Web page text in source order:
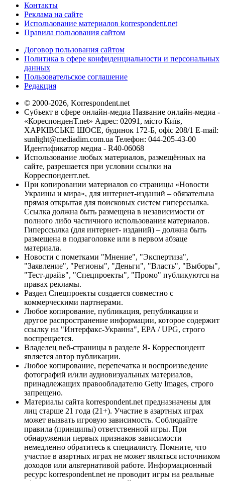
Контакты
Реклама на сайте
Использование материалов korrespondent.net
Правила пользования сайтом
Договор пользования сайтом
Политика в сфере конфиденциальности и персональных
данных
Пользовательское соглашение
Редакция
© 2000-2026, Korrespondent.net
Субъект в сфере онлайн-медиа Название онлайн-медиа -
«КореспонденТ.net» Адрес: 02091, місто Київ,
ХАРКІВСЬКЕ ШОСЕ, будинок 172-Б, офіс 208/1 E-mail:
sunlight@mediadim.com.ua Телефон: 044-205-43-00
Идентификатор медиа - R40-06068
Использование любых материалов, размещённых на
сайте, разрешается при условии ссылки на
Корреспондент.net.
При копировании материалов со страницы «Новости
Украины и мира», для интернет-изданий – обязательна
прямая открытая для поисковых систем гиперссылка.
Ссылка должна быть размещена в независимости от
полного либо частичного использования материалов.
Гиперссылка (для интернет- изданий) – должна быть
размещена в подзаголовке или в первом абзаце
материала.
Новости с пометками "Мнение", "Экспертиза",
"Заявление", "Регионы", "Деньги", "Власть", "Выборы",
"Тест-драйв", "Спецпроекты", "Промо" публикуются на
правах рекламы.
Раздел Спецпроекты создается совместно с
коммерческими партнерами.
Любое копирование, публикация, републикация и
другое распространение информации, которое содержит
ссылку на "Интерфакс-Украина", EPA / UPG, строго
воспрещается.
Владелец веб-страницы в разделе Я- Корреспондент
является автор публикации.
Любое копирование, перепечатка и воспроизведение
фотографий и/или аудиовизуальных материалов,
принадлежащих правообладателю Getty Images, строго
запрещено.
Материалы сайта korrespondent.net предназначены для
лиц старше 21 года (21+). Участие в азартных играх
может вызвать игровую зависимость. Соблюдайте
правила (принципы) ответственной игры. При
обнаружении первых признаков зависимости
немедленно обратитесь к специалисту. Помните, что
участие в азартных играх не может являться источником
доходов или альтернативой работе. Информационный
ресурс korrespondent.net не проводит игры на реальные